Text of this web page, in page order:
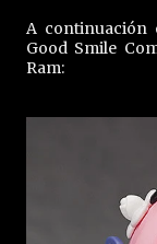
A continuación
Good Smile
Ram: